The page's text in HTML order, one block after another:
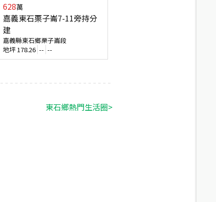
628萬
嘉義東石栗子崙7-11旁持分
建
嘉義縣東石鄉栗子崙段
地坪 178.26 -- --
東石鄉熱門生活圈>